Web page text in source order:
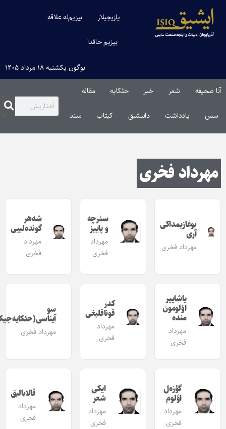
یازیچیلار بیزیم‌له علاقه
بیزیم حاقدا
بوگون یکشنبه ۱۸ مرداد ۱۴۰۵
صحیفه حئکایه مقاله‌
یادداشت دانیشیق کیتاب
فخری
بوغازیمداکی
آری
مهرداد فخری
سئرچه
و پاییز
مهرداد
فخری
شه‌هر
گونده‌لییی
مهرداد
فخری
یاشاییر
اؤلومون
منده
مهرداد
فخری
قوناقلیغی
مهرداد
فخری
آیناسی(حئکایه‌جیک)
مهرداد فخری
گؤزه‌ل
اؤلوم
مهرداد
فخری
ایکی
شعر
مهرداد
فخری
قالابالیق
مهرداد
فخری